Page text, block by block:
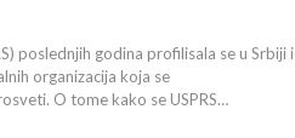
poslednjih godina profilisala se u Srbiji i
organizacija koja se
O tome kako se USPRS…